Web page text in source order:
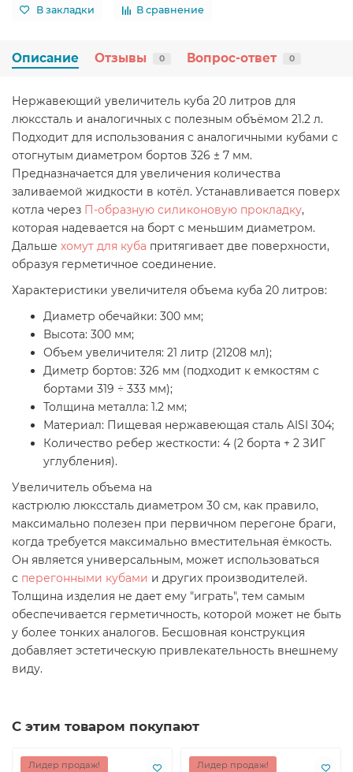
В закладки В сравнение
Описание Отзывы 0 Вопрос-ответ 0
Нержавеющий увеличитель куба 20 литров для
люкссталь и аналогичных с полезным объёмом 21.2 л.
Подходит для использования с аналогичными кубами с
отогнутым диаметром бортов 326 ± 7 мм.
Предназначается для увеличения количества
заливаемой жидкости в котёл. Устанавливается поверх
котла через П-образную силиконовую прокладку,
которая надевается на борт с меньшим диаметром.
Дальше хомут для куба притягивает две поверхности,
образуя герметичное соединение.
Характеристики увеличителя объема куба 20 литров:
Диаметр обечайки: 300 мм;
Высота: 300 мм;
Объем увеличителя: 21 литр (21208 мл);
Диметр бортов: 326 мм (подходит к емкостям с
бортами 319 ÷ 333 мм);
Толщина металла: 1.2 мм;
Материал: Пищевая нержавеющая сталь AISI 304;
Количество ребер жесткости: 4 (2 борта + 2 ЗИГ
углубления).
Увеличитель объема на
кастрюлю люкссталь диаметром 30 см, как правило,
максимально полезен при первичном перегоне браги,
когда требуется максимально вместительная ёмкость.
Он является универсальным, может использоваться
с перегонными кубами и других производителей.
Толщина изделия не дает ему "играть", тем самым
обеспечивается герметичность, которой может не быть
у более тонких аналогов. Бесшовная конструкция
добавляет эстетическую привлекательность внешнему
виду.
С этим товаром покупают
Лидер продаж! Лидер продаж!